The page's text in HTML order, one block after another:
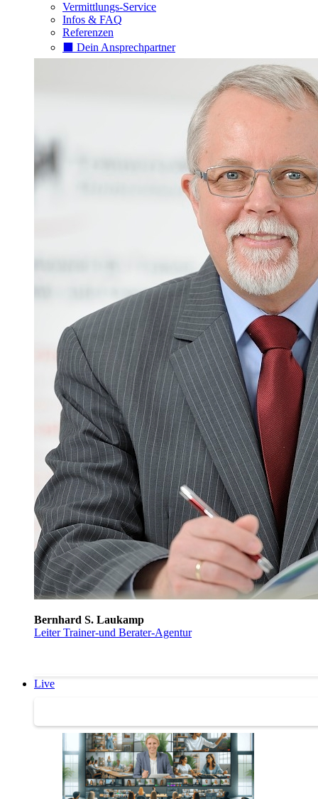
Vermittlungs-Service
Infos & FAQ
Referenzen
⬛️ Dein Ansprechpartner
Bernhard S. Laukamp
Leiter Trainer-und Berater-Agentur
Live